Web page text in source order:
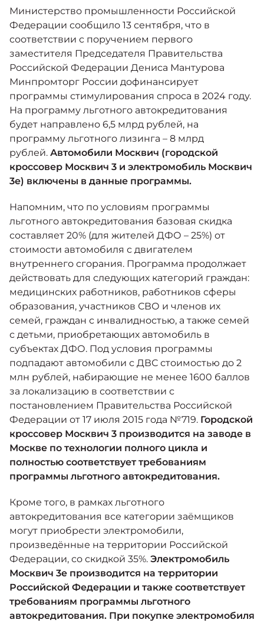
Яркий динамичный седан
от 2 237 000 ₽*
Москвич 3 с ручным
управлением (РУ)
Кроссовер, создающий равные
возможности
от 2 069 000 ₽*
Москвич 8
Практичный семиместный
от 3 125 000 ₽*
Кредитные программы
Спецпредложения
Калькулятор трейд-ин
Страховые программы
Моторное масло
СЕРВИСНЫЕ АКЦИИ
АКСЕССУАРЫ
КОНТАКТЫ
Министерство промышленности Российской
Федерации сообщило 13 сентября, что в
соответствии с поручением первого
заместителя Председателя Правительства
Российской Федерации Дениса Мантурова
Минпромторг России дофинансирует
программы стимулирования спроса в 2024 году.
На программу льготного автокредитования
будет направлено 6,5 млрд рублей, на
программу льготного лизинга – 8 млрд
рублей. Автомобили Москвич (городской
кроссовер Москвич 3 и электромобиль Москвич
3е) включены в данные программы.
Напомним, что по условиям программы
льготного автокредитования базовая скидка
составляет 20% (для жителей ДФО – 25%) от
стоимости автомобиля с двигателем
внутреннего сгорания. Программа продолжает
действовать для следующих категорий граждан:
медицинских работников, работников сферы
образования, участников СВО и членов их
семей, граждан с инвалидностью, а также семей
с детьми, приобретающих автомобиль в
субъектах ДФО. Под условия программы
подпадают автомобили с ДВС стоимостью до 2
млн рублей, набирающие не менее 1600 баллов
за локализацию в соответствии с
постановлением Правительства Российской
Федерации от 17 июля 2015 года №719. Городской
кроссовер Москвич 3 производится на заводе в
Москве по технологии полного цикла и
полностью соответствует требованиям
программы льготного автокредитования.
Кроме того, в рамках льготного
автокредитования все категории заёмщиков
могут приобрести электромобили,
произведённые на территории Российской
Федерации, со скидкой 35%. Электромобиль
Москвич 3е производится на территории
Российской Федерации и также соответствует
требованиям программы льготного
автокредитования. При покупке электромобиля